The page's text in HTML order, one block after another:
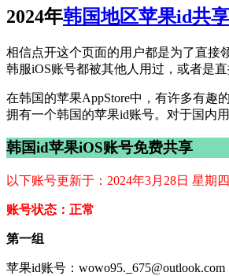
2024年韩国地区苹果id共享
相信点开这个页面的用户都是为了直接
韩服iOS账号都被其他人用过，或者是
在韩国的苹果AppStore中，有许多有趣
拥有一个韩国的苹果id账号。对于国内
韩国id苹果iOS账号免费共享
以下账号更新于：2024年3月28日 星期四
账号状态：正常
第一组
苹果id账号：wowo95._675@outlook.com